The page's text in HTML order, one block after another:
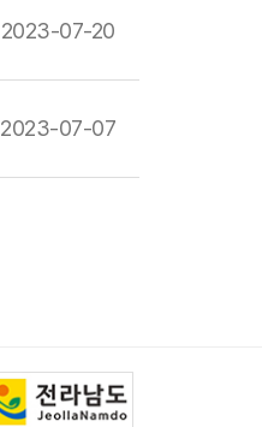
2023-07-20
2023-07-07